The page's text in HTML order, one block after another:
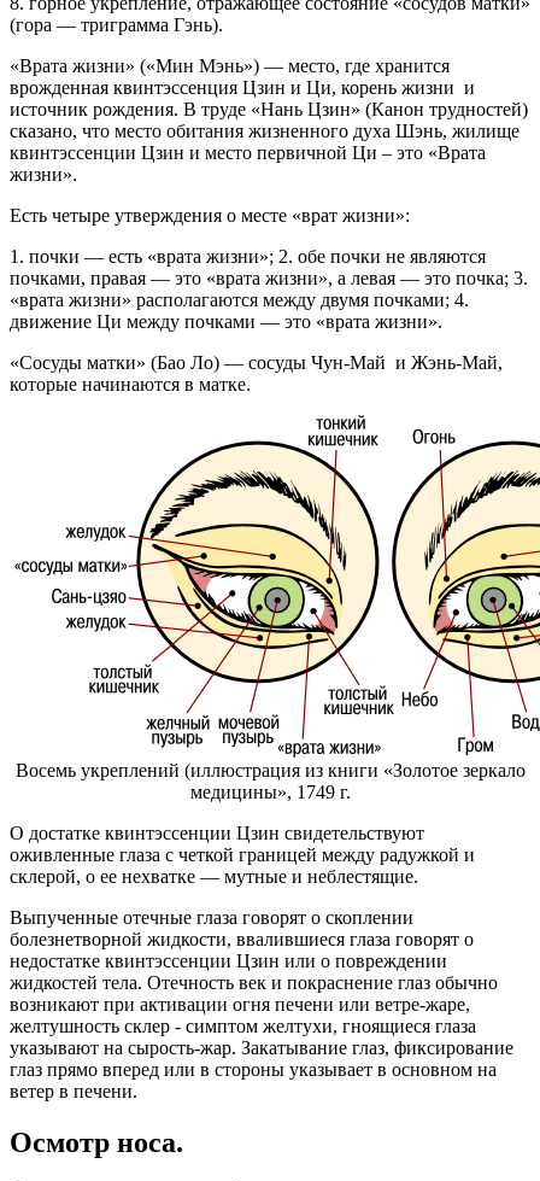
(гора — триграмма Гэнь).
«Врата жизни» («Мин Мэнь») — место, где хранится
врожденная квинтэссенция Цзин и Ци, корень жизни и
источник рождения. В труде «Нань Цзин» (Канон трудностей)
сказано, что место обитания жизненного духа Шэнь, жилище
квинтэссенции Цзин и место первичной Ци – это «Врата
жизни».
Есть четыре утверждения о месте «врат жизни»:
1. почки — есть «врата жизни»; 2. обе почки не являются
почками, правая — это «врата жизни», а левая — это почка; 3.
«врата жизни» располагаются между двумя почками; 4.
движение Ци между почками — это «врата жизни».
«Сосуды матки» (Бао Ло) — сосуды Чун-Май и Жэнь-Май,
которые начинаются в матке.
Восемь укреплений (иллюстрация из книги «Золотое зеркало
медицины», 1749 г.
О достатке квинтэссенции Цзин свидетельствуют
оживленные глаза с четкой границей между радужкой и
склерой, о ее нехватке — мутные и неблестящие.
Выпученные отечные глаза говорят о скоплении
болезнетворной жидкости, ввалившиеся глаза говорят о
недостатке квинтэссенции Цзин или о повреждении
жидкостей тела. Отечность век и покраснение глаз обычно
возникают при активации огня печени или ветре-жаре,
желтушность склер - симптом желтухи, гноящиеся глаза
указывают на сырость-жар. Закатывание глаз, фиксирование
глаз прямо вперед или в стороны указывает в основном на
ветер в печени.
Осмотр носа.